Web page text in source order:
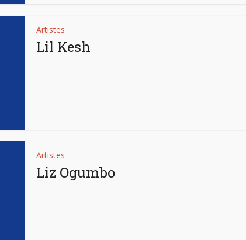
Artistes
Lil Kesh
Artistes
Liz Ogumbo